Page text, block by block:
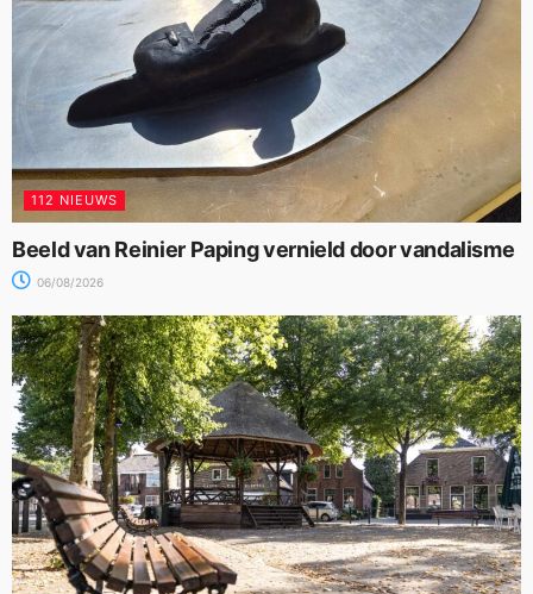
112 NIEUWS
Beeld van Reinier Paping vernield door vandalisme
06/08/2026